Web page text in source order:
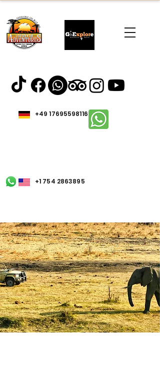
+49 17695598116
+1 754 2863895